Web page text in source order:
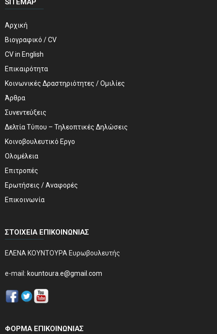
SITEMAP
Αρχική
Βιογραφικό / CV
CV in English
Επικαιρότητα
Κοινωνικές Δραστηριότητες / Ομιλίες
Άρθρα
Συνεντεύξεις
Δελτία Τύπου – Τηλεοπτικές Δηλώσεις
Κοινοβουλευτικό Εργο
Ολομέλεια
Επιτροπές
Ερωτήσεις / Αναφορές
Επικοινωνία
ΣΤΟΙΧΕΊΑ ΕΠΙΚΟΙΝΩΝΊΑΣ
ΕΛΕΝΑ ΚΟΥΝΤΟΥΡΑ Ευρωβουλευτής
e-mail: kountoura.e@gmail.com
ΦΌΡΜΑ ΕΠΙΚΟΙΝΩΝΊΑΣ